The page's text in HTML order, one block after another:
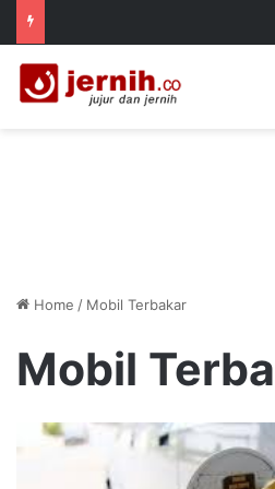
Home / Mobil Terbakar
Mobil